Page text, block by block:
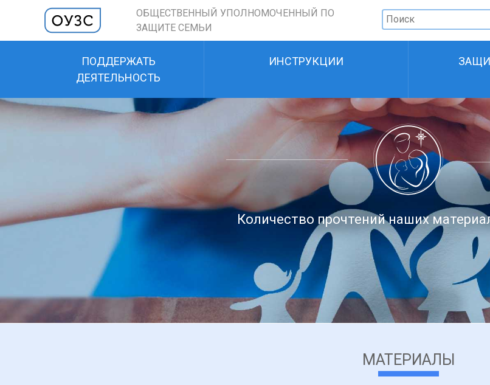
ОБЩЕСТВЕННЫЙ УПОЛНОМОЧЕННЫЙ ПО
ЗАЩИТЕ СЕМЬИ
ПОДДЕРЖАТЬ
ДЕЯТЕЛЬНОСТЬ
ИНСТРУКЦИИ
Количество прочтений наших
МАТЕРИАЛЫ